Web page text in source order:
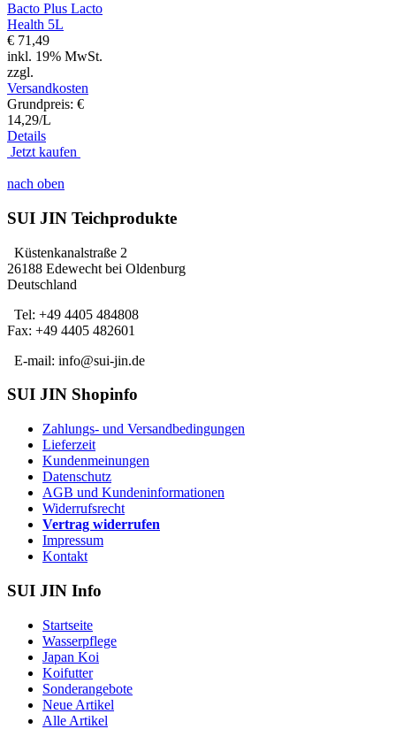
Bacto Plus Lacto
Health 5L
€ 71,49
inkl. 19% MwSt.
zzgl.
Versandkosten
Grundpreis: €
14,29/L
Details
Jetzt kaufen
nach oben
SUI JIN Teichprodukte
Küstenkanalstraße 2
26188 Edewecht bei Oldenburg
Deutschland
Tel: +49 4405 484808
Fax: +49 4405 482601
E-mail: info@sui-jin.de
SUI JIN Shopinfo
Zahlungs- und Versandbedingungen
Lieferzeit
Kundenmeinungen
Datenschutz
AGB und Kundeninformationen
Widerrufsrecht
Vertrag widerrufen
Impressum
Kontakt
SUI JIN Info
Startseite
Wasserpflege
Japan Koi
Koifutter
Sonderangebote
Neue Artikel
Alle Artikel